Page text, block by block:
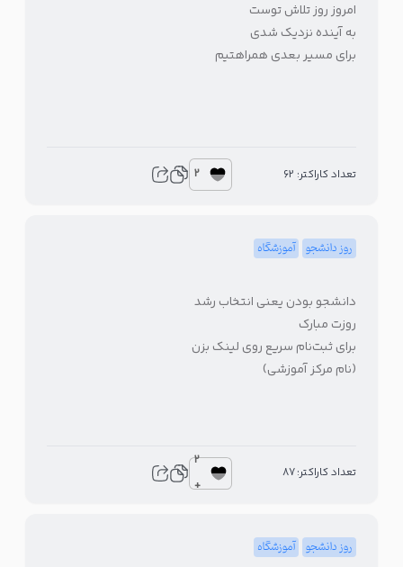
امروز روز تلاش توست
به آینده نزدیک شدی
برای مسیر بعدی همراهتیم
تعداد کاراکتر: 62 2
روز دانشجو آموزشگاه
دانشجو بودن یعنی انتخاب رشد
روزت مبارک
برای ثبت‌نام سریع روی لینک بزن
(نام مرکز آموزشی)
تعداد کاراکتر: 87
2
+
روز دانشجو آموزشگاه